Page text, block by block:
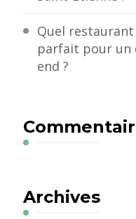
Quel
parfait pour un
end ?
Archives